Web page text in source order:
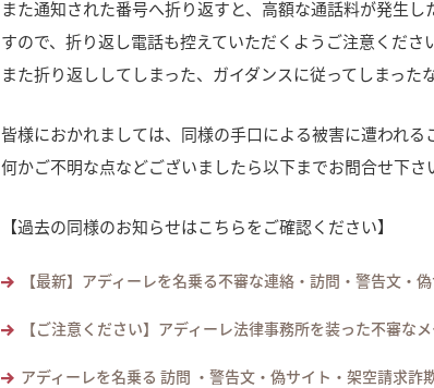
また通知された番号へ折り返すと、高額な通話料が発生
すので、折り返し電話も控えていただくようご注意くださ
また折り返ししてしまった、ガイダンスに従ってしまっ
皆様におかれましては、同様の手口による被害に遭われ
何かご不明な点などございましたら以下までお問合せ下さ
【過去の同様のお知らせはこちらをご確認ください】
【最新】アディーレを名乗る不審な連絡・訪問・警告文・
【ご注意ください】アディーレ法律事務所を装った不審な
アディーレを名乗る 訪問 ・警告文・偽サイト・架空請求詐